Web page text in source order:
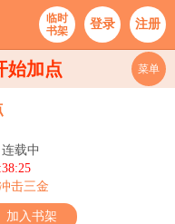
临时
书架
登录 注册
始加点 菜单
载中
击三金
加入书架